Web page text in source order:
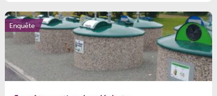
Enquête